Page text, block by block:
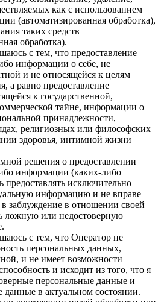
как с использованием
(автоматизированная обработка),
таких средств
обработка).
с тем, что предоставление
информации о себе, не
и не относящейся к целям
а равно предоставление
к государственной,
тайне, информации о
принадлежности,
религиозных или философских
здоровья, интимной жизни
решения о предоставлении
информации (каких-либо
предоставлять исключительно
информацию и не вправе
заблуждение в отношении своей
ложную или недостоверную
с тем, что Оператор не
персональных данных,
и не имеет возможности
и исходит из того, что я
персональные данные и
в актуальном состоянии.